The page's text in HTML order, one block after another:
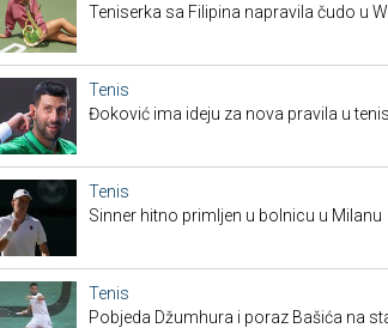
Teniserka sa Filipina napravila čudo u
Tenis
Đoković ima ideju za nova pravila u
Tenis
Sinner hitno primljen u bolnicu u Milanu
Tenis
Pobjeda Džumhura i poraz Bašića na